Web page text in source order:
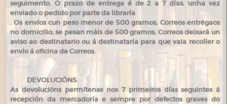
seguimento. O prazo de entrega é de 2 a 7 días, unha vez
enviado o pedido por parte da libraría
. Os envíos cun peso menor de 500 gramos, Correos entrégaos
no domicilio; se pesan máis de 500 gramos, Correos deixará un
aviso ao destinatario ou á destinataria para que vaia recoller o
envío á oficina de Correos.
DEVOLUCIÓNS
As devolucións permítense nos 7 primeiros días seguintes á
recepción da mercadoría e sempre por defectos graves do